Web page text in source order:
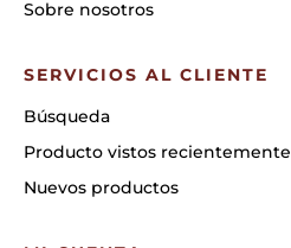
Sobre nosotros
SERVICIOS AL CLIENTE
Búsqueda
Producto vistos recientemente
Nuevos productos